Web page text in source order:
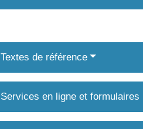
Textes de référence
Services en ligne et formulaires